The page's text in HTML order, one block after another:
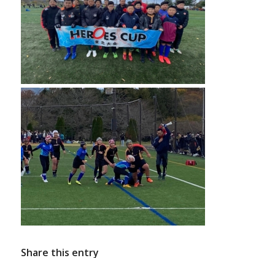
Share this entry